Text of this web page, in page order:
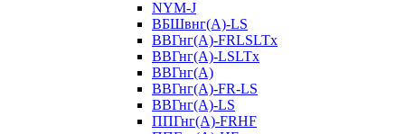
NYM-J
ВБШвнг(А)-LS
ВВГнг(A)-FRLSLTx
ВВГнг(A)-LSLTx
ВВГнг(А)
ВВГнг(А)-FR-LS
ВВГнг(А)-LS
ППГнг(А)-FRHF